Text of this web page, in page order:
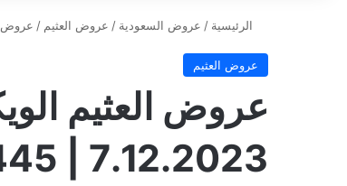
الرئيسية / عروض السعودية / عروض العثيم / عروض
عروض العثيم
عروض العثيم
7.12.2023 | 23.5.1445